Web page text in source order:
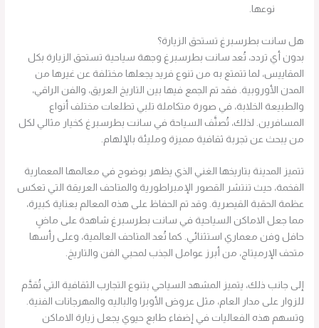
نوعها.
هل سانت بطرسبرغ تستحق الزيارة؟
بدون أي تردد، تُعد سانت بطرسبرغ وجهة سياحية تستحق الزيارة بكل
المقاييس، لما تتمتع به من تنوع فريد يجعلها مختلفة عن غيرها من
المدن الأوروبية. فقد تم الجمع فيها بين التاريخ العريق، والفن الراقي،
والطبيعة الخلابة، في صورة متكاملة تلبي تطلعات مختلف أنواع
المسافرين. لذلك، تُصنَّف السياحة في سانت بطرسبرغ كخيار مثالي لكل
من يبحث عن تجربة ثقافية مميزة ومليئة بالإلهام.
تتميز المدينة بتاريخها الغني الذي يظهر بوضوح في معالمها المعمارية
الفخمة، حيث تنتشر القصور الإمبراطورية والمتاحف العريقة التي تعكس
عظمة الحقبة القيصرية. وقد تم الحفاظ على هذه المعالم بعناية كبيرة،
مما جعل الاماكن السياحية في سانت بطرسبرغ شاهدة على ماضٍ
حافل وفن معماري استثنائي. كما تُعد المتاحف العالمية، وعلى رأسها
متحف الإرميتاج، من أبرز عوامل الجذب لمحبي الفن والتاريخ.
إلى جانب ذلك، يتميز المشهد السياحي بتنوع التجارب الثقافية التي تُقدَّم
للزوار على مدار العام، مثل عروض الأوبرا والباليه والمهرجانات الفنية.
وتسهم هذه الفعاليات في إضفاء طابع حيوي يجعل زيارة الاماكن